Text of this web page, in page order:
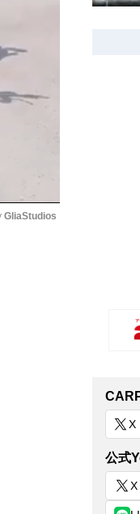
GliaStudios
X
公式
X